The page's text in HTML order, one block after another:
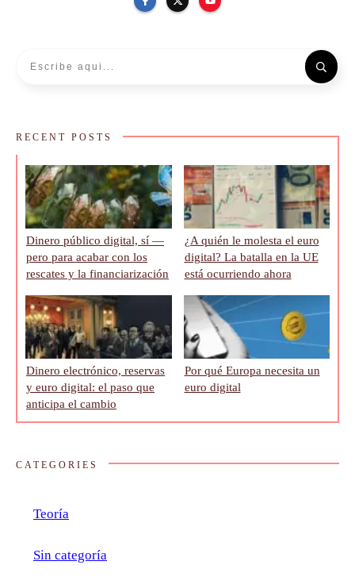
RECENT POSTS
Dinero público digital, sí —
pero para acabar con los
rescates y la financiarización
¿A quién le molesta el euro
digital? La batalla en la UE
está ocurriendo ahora
Dinero electrónico, reservas
y euro digital: el paso que
anticipa el cambio
Por qué Europa necesita un
euro digital
CATEGORIES
Teoría
Sin categoría